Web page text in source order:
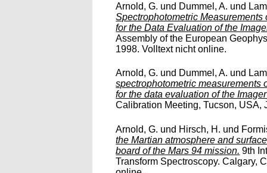
Arnold, G. und Dummel, A. und
Spectrophotometric
for the Data Evaluation of the
Assembly of the European
1998. Volltext nicht online.
Arnold, G. und Dummel, A. und
spectrophotometric measurements
for the data evaluation of the
Calibration Meeting, Tucson, USA,
Arnold, G. und Hirsch, H. und
the Martian atmosphere and
board of the Mars 94 mission. 9th
Transform Spectroscopy. Calgary,